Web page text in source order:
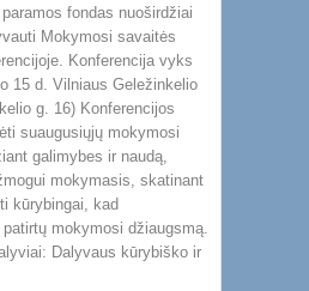
fondas nuoširdžiai
Mokymosi savaitės
Konferencija vyks
15 d. Vilniaus Geležinkelio
g. 16) Konferencijos
suaugusiųjų mokymosi
galimybes ir naudą,
mokymasis, skatinant
kūrybingai, kad
mokymosi džiaugsmą.
Dalyvaus kūrybiško ir